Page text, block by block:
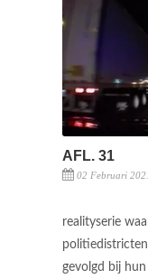
AFL. 31
02 Februari
realityserie
gevolgd bij